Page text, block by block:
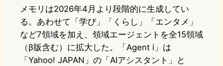
メモリは2026年4月より段階的に生成してい
る。あわせて「学び」「くらし」「エンタメ」
など7領域を加え、領域エージェントを全15領域
（β版含む）に拡大した。「Agent i」は
「Yahoo! JAPAN」の「AIアシスタント」と